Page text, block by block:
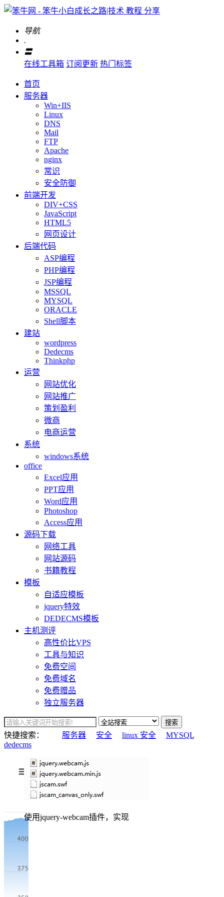
导航
.
〓
在线工具箱 订阅更新 热门标签
首页
服务器
Win+IIS
Linux
DNS
Mail
FTP
Apache
nginx
常识
安全防御
前端开发
DIV+CSS
JavaScript
HTML5
网页设计
后端代码
ASP编程
PHP编程
JSP编程
MSSQL
MYSQL
ORACLE
Shell脚本
建站
wordpress
Dedecms
Thinkphp
运营
网站优化
网站推广
策划盈利
微商
电商运营
系统
windows系统
office
Excel应用
PPT应用
Word应用
Photoshop
Access应用
源码下载
网络工具
网站源码
书籍教程
模板
自适应模板
jquery特效
DEDECMS模板
主机测评
高性价比VPS
工具与知识
免费空间
免费域名
免费赠品
独立服务器
搜索
快捷搜索： 服务器 安全 linux 安全
MYSQL
dedecms
使用jquery-webcam插件，实现